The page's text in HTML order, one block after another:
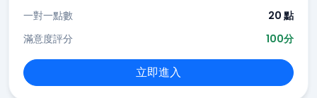
一對一點數
20 點
滿意度評分
100分
立即進入